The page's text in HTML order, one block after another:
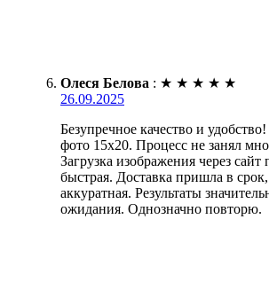
Олеся Белова : ★ ★ ★ ★ ★
26.09.2025
Безупречное качество и удобство!
фото 15х20. Процесс не занял
Загрузка изображения через сайт
быстрая. Доставка пришла в
аккуратная. Результаты
ожидания. Однозначно повторю.